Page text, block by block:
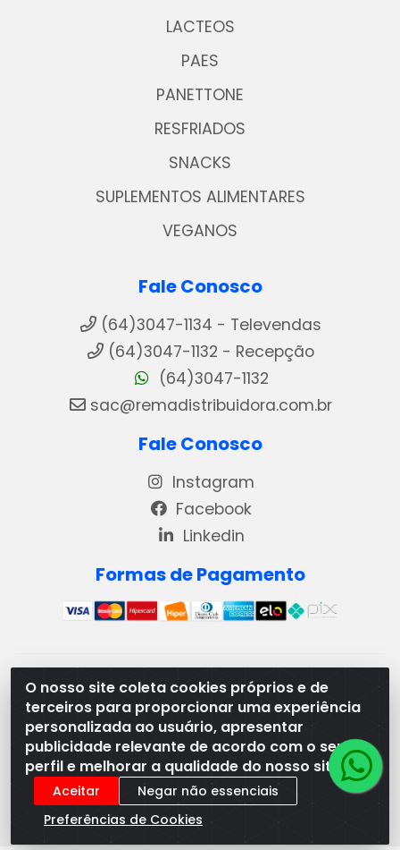
O nosso site coleta cookies próprios e de
terceiros para proporcionar uma experiência
personalizada ao usuário, apresentar
publicidade relevante de acordo com o seu
perfil e melhorar a qualidade do nosso site.
Aceitar
Negar não essenciais
Preferências de Cookies
LACTEOS
PAES
PANETTONE
RESFRIADOS
SNACKS
SUPLEMENTOS ALIMENTARES
VEGANOS
Fale Conosco
(64)3047-1134 - Televendas
(64)3047-1132 - Recepção
(64)3047-1132
sac@remadistribuidora.com.br
Fale Conosco
Instagram
Facebook
Linkedin
Formas de Pagamento
REMA DISTRIBUIDORA E REPRESENTAÇÕES DE PRODUTOS
LACTEOS LTDA - VIA DPI 6 QD 4 LOTES 13 E 14, BAIRRO DPI
- MORRINHOS/GO - CEP:75.653-408 - CNPJ:
03.369.186/0001-49